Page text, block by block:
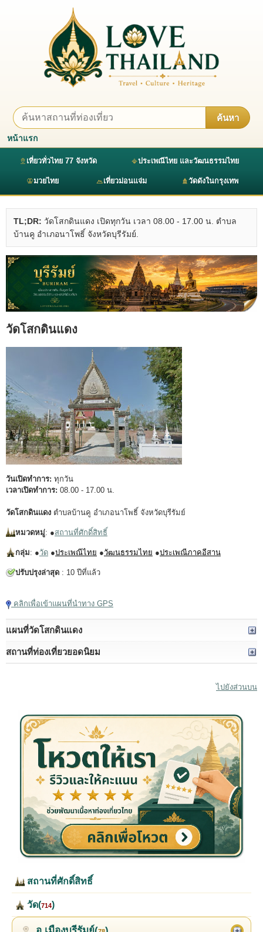
ค้นหา
หน้าแรก
เที่ยวทั่วไทย 77 จังหวัด ประเพณีไทย และวัฒนธรรมไทย
มวยไทย เที่ยวม่อนแจ่ม วัดดังในกรุงเทพ
TL;DR: วัดโสกดินแดง เปิดทุกวัน เวลา 08.00 - 17.00 น. ตำบล
บ้านคู อำเภอนาโพธิ์ จังหวัดบุรีรัมย์.
วัดโสกดินแดง
วันเปิดทำการ: ทุกวัน
เวลาเปิดทำการ: 08.00 - 17.00 น.
วัดโสกดินแดง ตำบลบ้านคู อำเภอนาโพธิ์ จังหวัดบุรีรัมย์
หมวดหมู่: ●สถานที่ศักดิ์สิทธิ์
กลุ่ม: ●วัด ●ประเพณีไทย ●วัฒนธรรมไทย ●ประเพณีภาคอีสาน
ปรับปรุงล่าสุด : 10 ปีที่แล้ว
คลิกเพื่อเข้าแผนที่นำทาง GPS
แผนที่วัดโสกดินแดง
สถานที่ท่องเที่ยวยอดนิยม
ไปยังส่วนบน
สถานที่ศักดิ์สิทธิ์
วัด(714)